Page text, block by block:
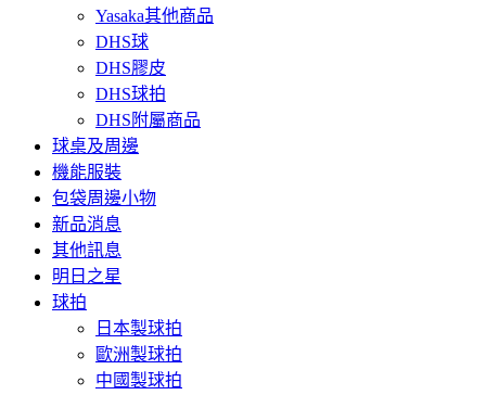
Yasaka其他商品
DHS球
DHS膠皮
DHS球拍
DHS附屬商品
球桌及周邊
機能服裝
包袋周邊小物
新品消息
其他訊息
明日之星
球拍
日本製球拍
歐洲製球拍
中國製球拍